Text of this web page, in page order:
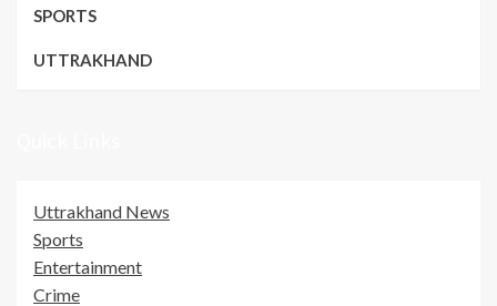
SPORTS
UTTRAKHAND
Uttrakhand News
Sports
Entertainment
Crime